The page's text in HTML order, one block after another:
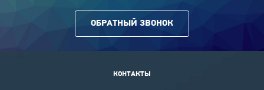
ОБРАТНЫЙ ЗВОНОК
КОНТАКТЫ